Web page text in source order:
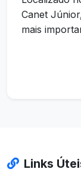
Canet
mais
Links